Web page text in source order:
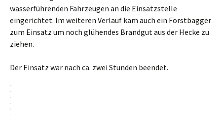
wasserführenden Fahrzeugen an die Einsatzstelle
eingerichtet. Im weiteren Verlauf kam auch ein Forstbagger
zum Einsatz um noch glühendes Brandgut aus der Hecke zu
ziehen.
Der Einsatz war nach ca. zwei Stunden beendet.